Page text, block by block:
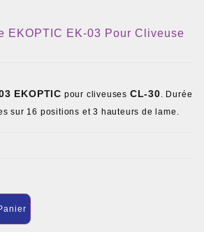
EKOPTIC EK-03 Pour Cliveuse
EKOPTIC pour cliveuses CL-30. Durée
sur 16 positions et 3 hauteurs de lame.